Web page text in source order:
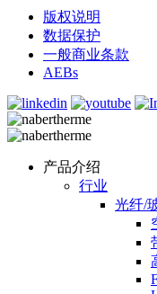
版权说明
数据保护
一般商业条款
AEBs
产品介绍
行业
光纤/